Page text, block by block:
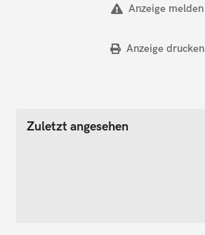
Anzeige melden
Anzeige drucken
Zuletzt angesehen